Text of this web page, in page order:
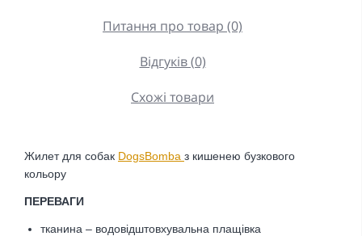
Питання про товар (0)
Відгуків (0)
Схожі товари
Жилет для собак DogsBomba з кишенею бузкового
кольору
ПЕРЕВАГИ
тканина – водовідштовхувальна плащівка